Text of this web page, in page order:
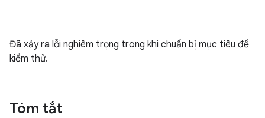
Đã xảy ra lỗi nghiêm trọng trong khi chuẩn bị mục tiêu để
kiểm thử.
Tóm tắt